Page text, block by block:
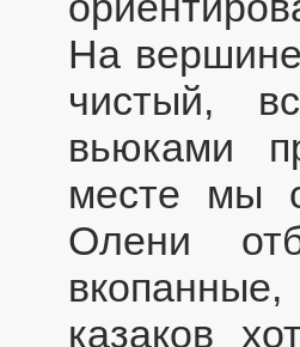
На
чистый,
вьюками
месте мы
Олени
казаков